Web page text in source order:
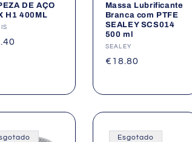
DE AÇO
H1 400ML
Massa Lubrificante
Branca com PTFE
SEALEY SCS014
500 ml
Fornecedor:
SEALEY
Preço
€18.80
Esgotado